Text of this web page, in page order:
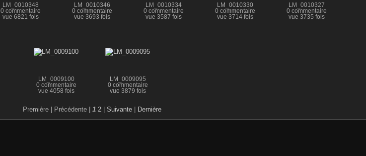
LM_0010348
0 commentaire
vue 6821 fois
LM_0010346
0 commentaire
vue 3693 fois
LM_0010334
0 commentaire
vue 3587 fois
LM_0010330
0 commentaire
vue 3714 fois
LM_0010327
0 commentaire
vue 3735 fois
LM_0009100
0 commentaire
vue 4058 fois
LM_0009095
0 commentaire
vue 3879 fois
Première | Précédente | 1 2 | Suivante | Dernière